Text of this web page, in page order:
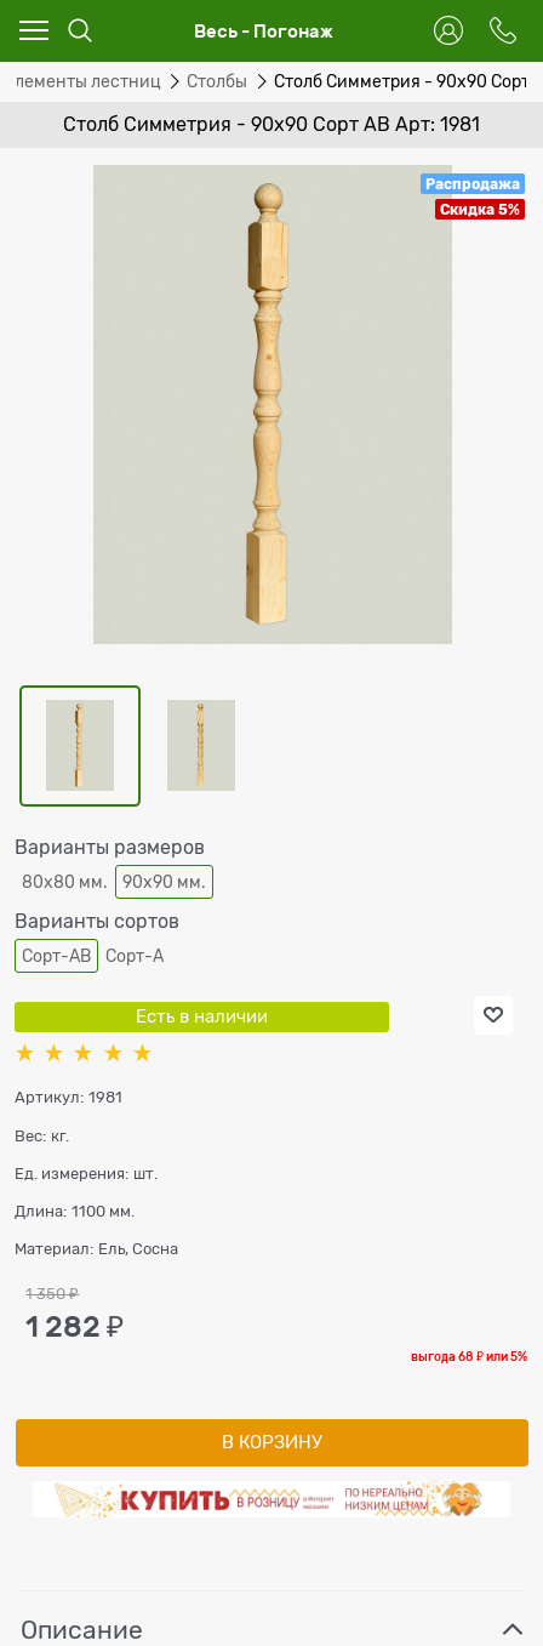
Весь - Погонаж
Элементы лестниц Столбы Столб Симметрия - 90х90 Сорт
Столб Симметрия - 90х90 Сорт AB Арт: 1981
Распродажа
Скидка 5%
Варианты размеров
80х80 мм. 90х90 мм.
Варианты сортов
Сорт-АВ Сорт-А
Есть в наличии
Артикул: 1981
Вес: кг.
Ед. измерения: шт.
Длина: 1100 мм.
Материал: Ель, Сосна
1 350 ₽
1 282 ₽
выгода68 ₽или5%
В КОРЗИНУ
Описание